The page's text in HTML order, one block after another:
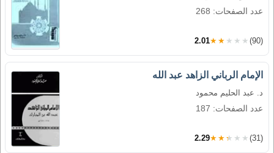
عدد الصفحات: 268
2.01★★★★★ (90)
الإمام الرباني الزاهد عبد الله
د. عبد الحليم محمود
عدد الصفحات: 187
2.29★★★★★ (31)